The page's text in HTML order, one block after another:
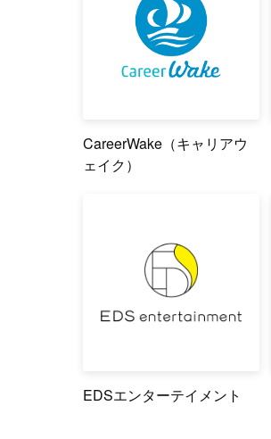
CareerWake（キャリアウ
ェイク）
EDSエンターテイメント